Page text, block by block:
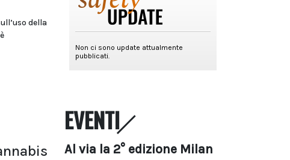
della
EVENTI
Al via la 2° edizione Milan